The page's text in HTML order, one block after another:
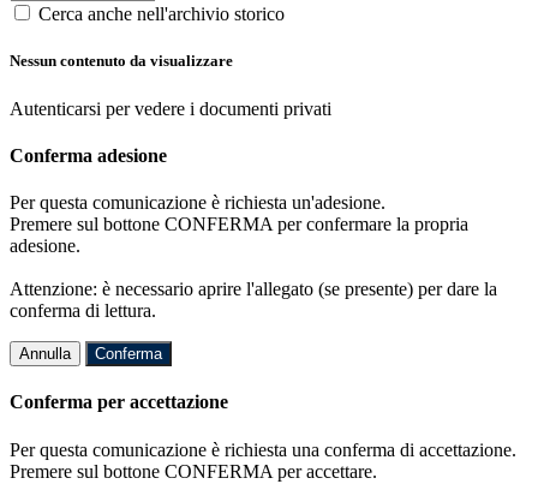
Cerca anche nell'archivio storico
Nessun contenuto da visualizzare
Autenticarsi per vedere i documenti privati
Conferma adesione
Per questa comunicazione è richiesta un'adesione.
Premere sul bottone CONFERMA per confermare la propria
adesione.
Attenzione: è necessario aprire l'allegato (se presente) per dare la
conferma di lettura.
Annulla Conferma
Conferma per accettazione
Per questa comunicazione è richiesta una conferma di accettazione.
Premere sul bottone CONFERMA per accettare.